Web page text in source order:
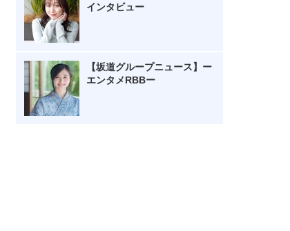
インタビュー
【坂道グループニュース】ー
エンタメRBBー